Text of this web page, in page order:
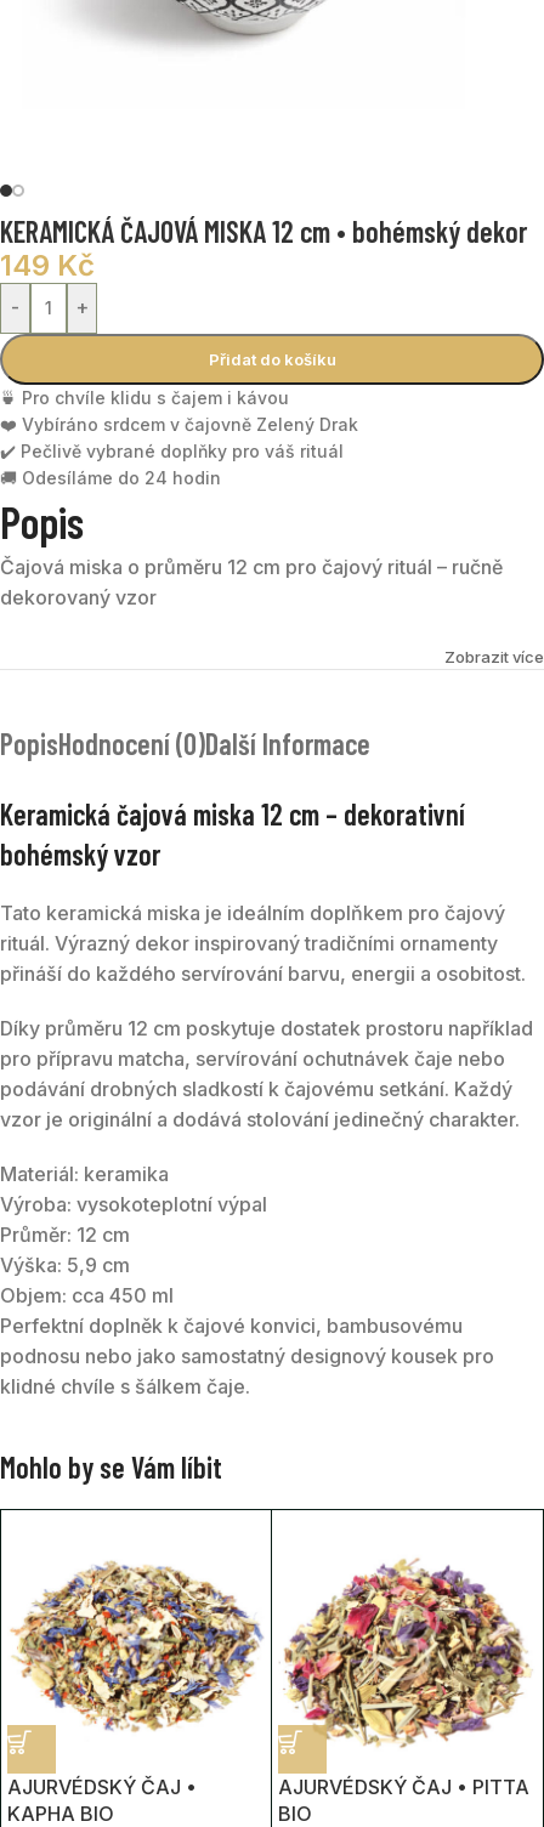
KERAMICKÁ ČAJOVÁ MISKA 12 cm • bohémský dekor
149 Kč
- +
Přidat do košíku
🍵 Pro chvíle klidu s čajem i kávou
❤️ Vybíráno srdcem v čajovně Zelený Drak
✔️ Pečlivě vybrané doplňky pro váš rituál
🚚 Odesíláme do 24 hodin
Popis
Čajová miska o průměru 12 cm pro čajový rituál – ručně
dekorovaný vzor
Zobrazit více
PopisHodnocení (0)Další Informace
Keramická čajová miska 12 cm – dekorativní
bohémský vzor
Tato keramická miska je ideálním doplňkem pro čajový
rituál. Výrazný dekor inspirovaný tradičními ornamenty
přináší do každého servírování barvu, energii a osobitost.
Díky průměru 12 cm poskytuje dostatek prostoru například
pro přípravu matcha, servírování ochutnávek čaje nebo
podávání drobných sladkostí k čajovému setkání. Každý
vzor je originální a dodává stolování jedinečný charakter.
Materiál: keramika
Výroba: vysokoteplotní výpal
Průměr: 12 cm
Výška: 5,9 cm
Objem: cca 450 ml
Perfektní doplněk k čajové konvici, bambusovému
podnosu nebo jako samostatný designový kousek pro
klidné chvíle s šálkem čaje.
Mohlo by se Vám líbit
AJURVÉDSKÝ ČAJ •
KAPHA BIO
AJURVÉDSKÝ ČAJ • PITTA
BIO